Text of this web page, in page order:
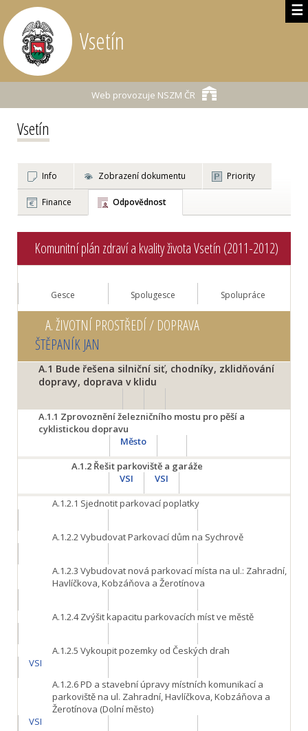
☰
Vsetín
Web provozuje NSZM ČR
Vsetín
Info Zobrazení dokumentu Priority
Finance Odpovědnost
Komunitní plán zdraví a kvality života Vsetín (2011-2012)
Gesce Spolugesce Spolupráce
A.ŽIVOTNÍ PROSTŘEDÍ / DOPRAVA
ŠTĚPANÍK JAN
A.1 Bude řešena silniční siť, chodníky, zklidňování
dopravy, doprava v klidu
A.1.1 Zprovoznění železničního mostu pro pěší a
cyklistickou dopravu
Město
A.1.2 Řešit parkoviště a garáže
VSI
VSI
A.1.2.1 Sjednotit parkovací poplatky
A.1.2.2Vybudovat Parkovací dům na Sychrově
A.1.2.3 Vybudovat nová parkovací místa na ul.: Zahradní,
Havlíčkova, Kobzáňova a Žerotínova
A.1.2.4Zvýšit kapacitu parkovacích míst ve městě
A.1.2.5 Vykoupit pozemky od Českých drah
VSI
A.1.2.6PD a stavební úpravy místních komunikací a
parkoviště na ul. Zahradní, Havlíčkova, Kobzáňova a
Žerotínova (Dolní město)
VSI